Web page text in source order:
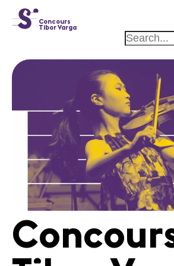
Concours
Tibor Varga
Académie
Concours
Amis et
Mécènes
Médiation
Jury
Programme
Concerts